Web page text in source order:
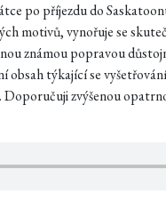
po příjezdu do
motivů, vynořuje se
známou popravou
obsah týkající se
zvýšenou